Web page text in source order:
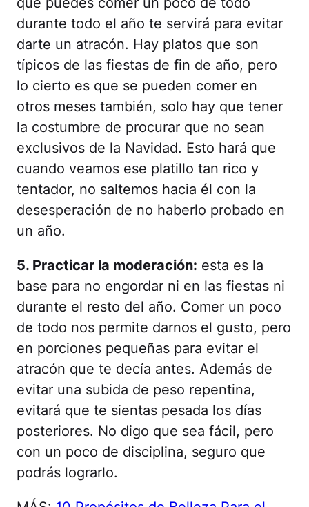
durante todo el año te servirá para evitar
darte un atracón. Hay platos que son
típicos de las fiestas de fin de año, pero
lo cierto es que se pueden comer en
otros meses también, solo hay que tener
la costumbre de procurar que no sean
exclusivos de la Navidad. Esto hará que
cuando veamos ese platillo tan rico y
tentador, no saltemos hacia él con la
desesperación de no haberlo probado en
un año.
5. Practicar la moderación: esta es la
base para no engordar ni en las fiestas ni
durante el resto del año. Comer un poco
de todo nos permite darnos el gusto, pero
en porciones pequeñas para evitar el
atracón que te decía antes. Además de
evitar una subida de peso repentina,
evitará que te sientas pesada los días
posteriores. No digo que sea fácil, pero
con un poco de disciplina, seguro que
podrás lograrlo.